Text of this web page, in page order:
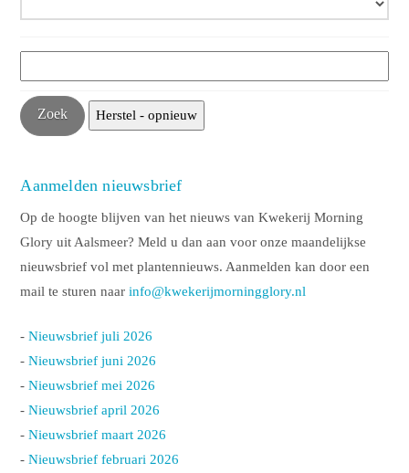
Aanmelden nieuwsbrief
Op de hoogte blijven van het nieuws van Kwekerij Morning
Glory uit Aalsmeer? Meld u dan aan voor onze maandelijkse
nieuwsbrief vol met plantennieuws. Aanmelden kan door een
mail te sturen naarinfo@kwekerijmorningglory.nl
-Nieuwsbrief juli 2026
-Nieuwsbrief juni 2026
-Nieuwsbrief mei 2026
-Nieuwsbrief april 2026
-Nieuwsbrief maart 2026
-Nieuwsbrief februari 2026